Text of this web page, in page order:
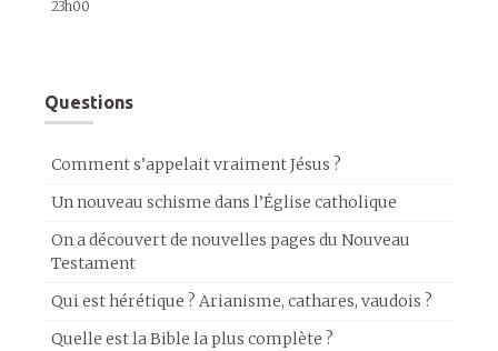
23h00
Questions
Comment s’appelait vraiment Jésus ?
Un nouveau schisme dans l’Église catholique
On a découvert de nouvelles pages du Nouveau
Testament
Qui est hérétique ? Arianisme, cathares, vaudois ?
Quelle est la Bible la plus complète ?